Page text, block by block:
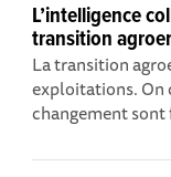
L’intelligence
transition
La transition
exploitations. On
changement